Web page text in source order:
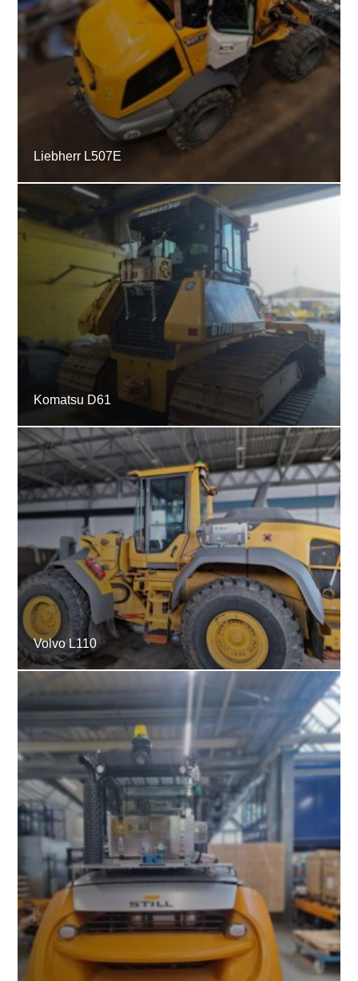
Liebherr L507E
Komatsu D61
Volvo L110